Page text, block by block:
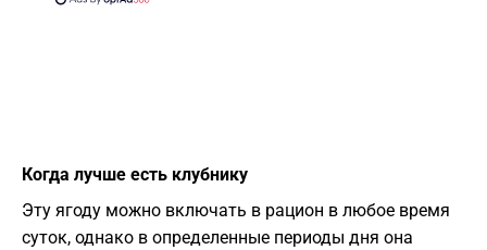
Когда лучше есть клубнику
Эту ягоду можно включать в рацион в любое время
суток, однако в определенные периоды дня она